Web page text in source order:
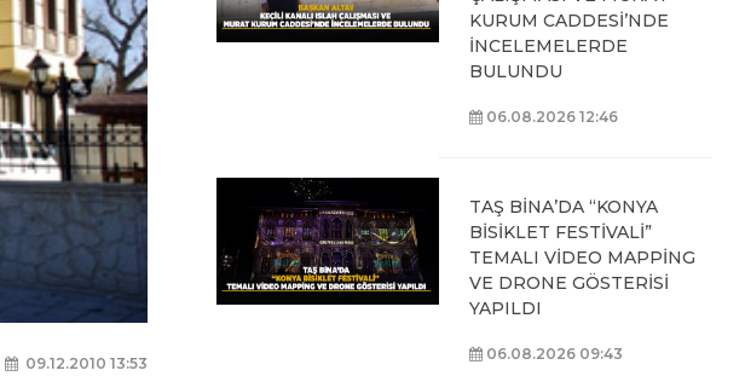
09.12.2010 13:53
KURUM CADDESİ’NDE
İNCELEMELERDE
BULUNDU
06.08.2026 12:46
TAŞ BİNA’DA “KONYA
BİSİKLET FESTİVALİ”
TEMALI VİDEO MAPPİNG
VE DRONE GÖSTERİSİ
YAPILDI
06.08.2026 09:43